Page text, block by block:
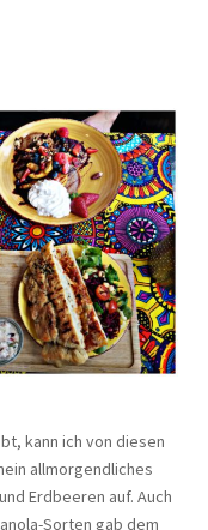
kann ich von diesen
allmorgendliches
Erdbeeren auf. Auch
Sorten gab dem